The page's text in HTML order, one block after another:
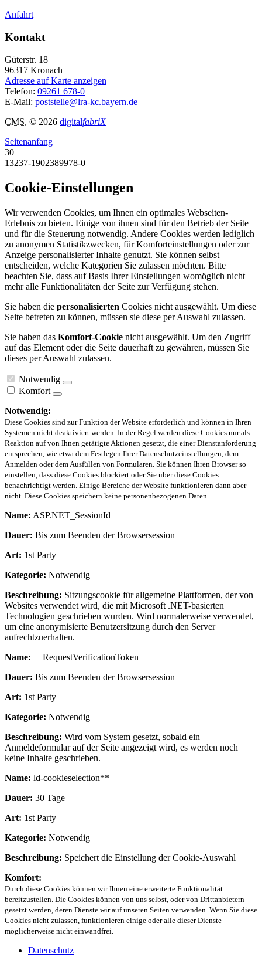
Anfahrt
Kontakt
Güterstr. 18
96317 Kronach
Adresse auf Karte anzeigen
Telefon: 09261 678-0
E-Mail: poststelle@lra-kc.bayern.de
CMS, © 2026 digitalfabriX
Seitenanfang
30
13237-1902389978-0
Cookie-Einstellungen
Wir verwenden Cookies, um Ihnen ein optimales Webseiten-
Erlebnis zu bieten. Einige von ihnen sind für den Betrieb der Seite
und für die Steuerung notwendig. Andere Cookies werden lediglich
zu anonymen Statistikzwecken, für Komforteinstellungen oder zur
Anzeige personalisierter Inhalte genutzt. Sie können selbst
entscheiden, welche Kategorien Sie zulassen möchten. Bitte
beachten Sie, dass auf Basis Ihrer Einstellungen womöglich nicht
mehr alle Funktionalitäten der Seite zur Verfügung stehen.
Sie haben die personalisierten Cookies nicht ausgewählt. Um diese
Seite betreten zu können, müssen sie diese per Auswahl zulassen.
Sie haben das Komfort-Cookie nicht ausgewählt. Um den Zugriff
auf das Element oder die Seite dauerhaft zu gewähren, müssen Sie
dieses per Auswahl zulassen.
Notwendig
Komfort
Notwendig:
Diese Cookies sind zur Funktion der Website erforderlich und können in Ihren
Systemen nicht deaktiviert werden. In der Regel werden diese Cookies nur als
Reaktion auf von Ihnen getätigte Aktionen gesetzt, die einer Dienstanforderung
entsprechen, wie etwa dem Festlegen Ihrer Datenschutzeinstellungen, dem
Anmelden oder dem Ausfüllen von Formularen. Sie können Ihren Browser so
einstellen, dass diese Cookies blockiert oder Sie über diese Cookies
benachrichtigt werden. Einige Bereiche der Website funktionieren dann aber
nicht. Diese Cookies speichern keine personenbezogenen Daten.
Name: ASP.NET_SessionId
Dauer: Bis zum Beenden der Browsersession
Art: 1st Party
Kategorie: Notwendig
Beschreibung: Sitzungscookie für allgemeine Plattformen, der von
Websites verwendet wird, die mit Microsoft .NET-basierten
Technologien geschrieben wurden. Wird normalerweise verwendet,
um eine anonymisierte Benutzersitzung durch den Server
aufrechtzuerhalten.
Name: __RequestVerificationToken
Dauer: Bis zum Beenden der Browsersession
Art: 1st Party
Kategorie: Notwendig
Beschreibung: Wird vom System gesetzt, sobald ein
Anmeldeformular auf der Seite angezeigt wird, es werden noch
keine Inhalte geschrieben.
Name: ld-cookieselection**
Dauer: 30 Tage
Art: 1st Party
Kategorie: Notwendig
Beschreibung: Speichert die Einstellung der Cookie-Auswahl
Komfort:
Durch diese Cookies können wir Ihnen eine erweiterte Funktionalität
bereitzustellen. Die Cookies können von uns selbst, oder von Drittanbietern
gesetzt werden, deren Dienste wir auf unseren Seiten verwenden. Wenn Sie diese
Cookies nicht zulassen, funktionieren einige oder alle dieser Dienste
möglicherweise nicht einwandfrei.
Datenschutz